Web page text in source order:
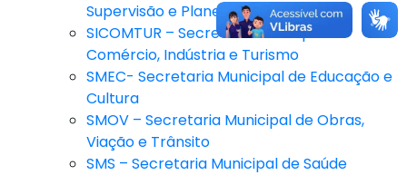
Supervisão e Planejamento
SICOMTUR – Secretaria Municipal de
Comércio, Indústria e Turismo
SMEC- Secretaria Municipal de Educação e
Cultura
SMOV – Secretaria Municipal de Obras,
Viação e Trânsito
SMS – Secretaria Municipal de Saúde